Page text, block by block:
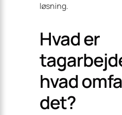
løsning.
Hvad er
hvad
det?